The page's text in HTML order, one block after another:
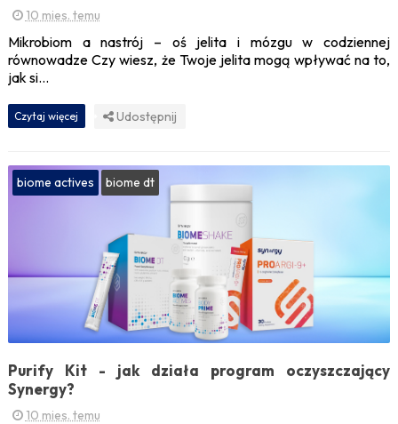
10 mies. temu
Mikrobiom a nastrój – oś jelita i mózgu w codziennej
równowadze Czy wiesz, że Twoje jelita mogą wpływać na to,
jak si...
Czytaj więcej Udostępnij
biome actives biome dt
Purify Kit - jak działa program oczyszczający
Synergy?
10 mies. temu